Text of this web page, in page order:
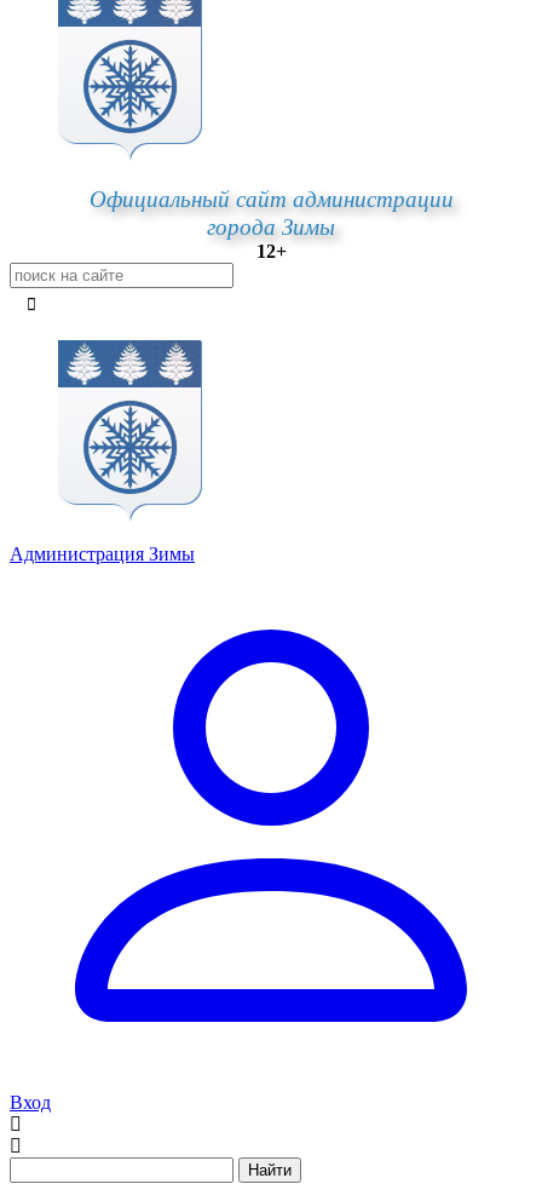
Официальный сайт администрации
города Зимы
12+
Администрация Зимы
Вход
Найти